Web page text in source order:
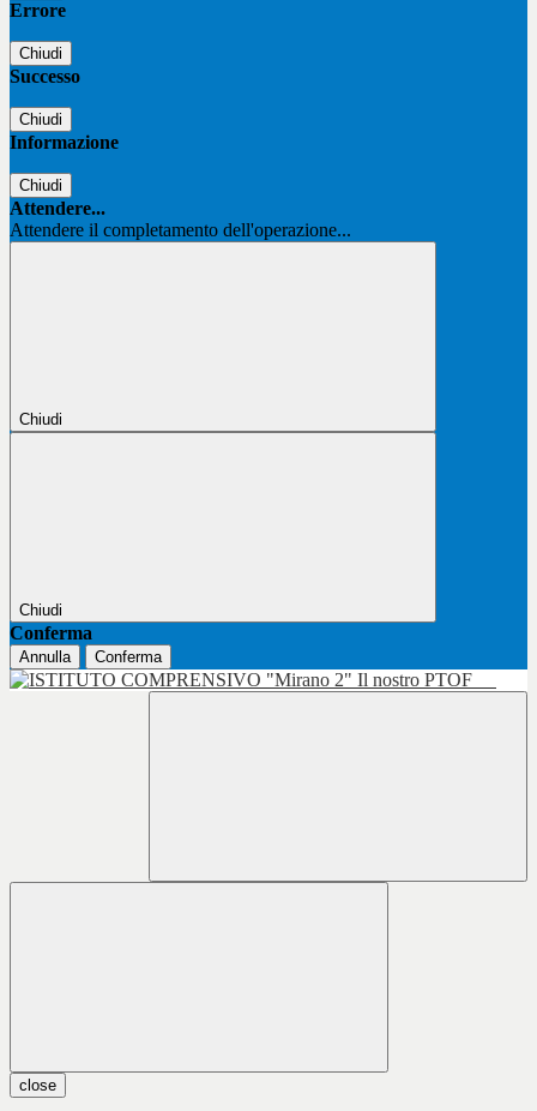
Errore
Chiudi
Successo
Chiudi
Informazione
Chiudi
Attendere...
Attendere il completamento dell'operazione...
Chiudi
Chiudi
Conferma
Annulla Conferma
Il nostro PTOF
close